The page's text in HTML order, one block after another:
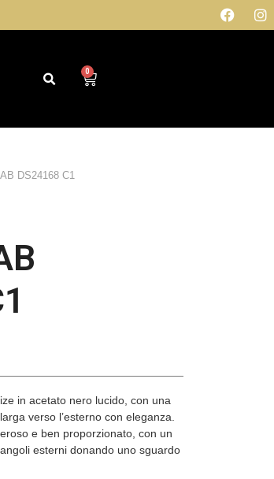
0
DS24168 C1
in acetato nero lucido, con una
verso l’esterno con eleganza.
e ben proporzionato, con un
esterni donando uno sguardo